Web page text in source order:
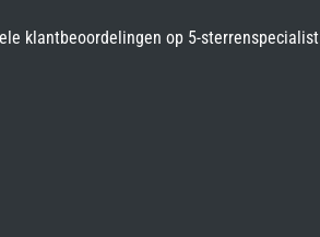
klantbeoordelingen op 5-sterrenspecialist